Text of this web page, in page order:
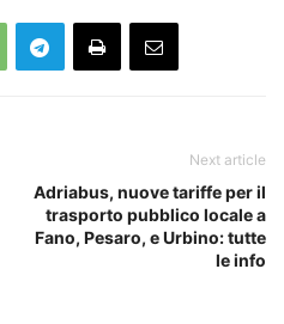
Next article
Adriabus, nuove tariffe per il
trasporto pubblico locale a
Fano, Pesaro, e Urbino: tutte
le info